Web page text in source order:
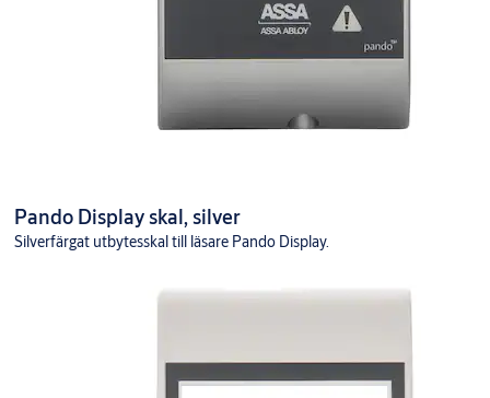
Pando Display skal, silver
Silverfärgat utbytesskal till läsare Pando Display.